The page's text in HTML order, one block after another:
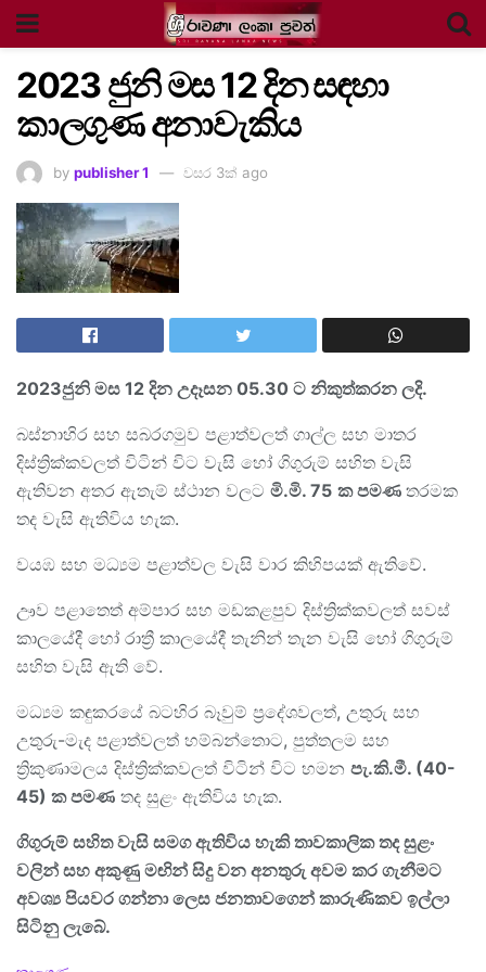
2023 ජුනි මස 12 දින සඳහා
කාලගුණ අනාවැකිය
by publisher 1 වසර 3ක් ago
2023ජුනි මස 12 දින උදෑසන 05.30 ට නිකුත්කරන ලදි.
බස්නාහිර සහ සබරගමුව පළාත්වලත් ගාල්ල සහ මාතර
දිස්ත්‍රික්කවලත් විටින් විට වැසි හෝ ගිගුරුම් සහිත වැසි
ඇතිවන අතර ඇතැම් ස්ථාන වලට මි.මි. 75 ක පමණ තරමක
තද වැසි ඇතිවිය හැක.
වයඹ සහ මධ්‍යම පළාත්වල වැසි වාර කිහිපයක් ඇතිවේ.
ඌව පළාතෙත් අම්පාර සහ මඩකළපුව දිස්ත්‍රික්කවලත් සවස්
කාලයේදී හෝ රාත්‍රී කාලයේදී තැනින් තැන වැසි හෝ ගිගුරුම්
සහිත වැසි ඇති වේ.
මධ්‍යම කඳුකරයේ බටහිර බෑවුම් ප්‍රදේශවලත්, උතුරු සහ
උතුරු-මැද පළාත්වලත් හම්බන්තොට, පුත්තලම සහ
ත්‍රිකුණාමලය දිස්ත්‍රික්කවලත් විටින් විට හමන පැ.කි.මී. (40-
45) ක පමණ තද සුළං ඇතිවිය හැක.
ගිගුරුම් සහිත වැසි සමග ඇතිවිය හැකි තාවකාලික තද සුළං
වලින් සහ අකුණු මඟින් සිදු වන අනතුරු අවම කර ගැනීමට
අවශ්‍ය පියවර ගන්නා ලෙස ජනතාවගෙන් කාරුණිකව ඉල්ලා
සිටිනු ලැබේ.